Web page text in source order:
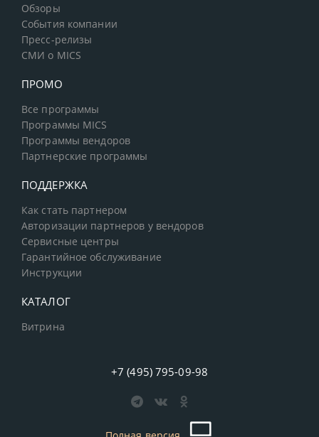
Обзоры
События компании
Пресс-релизы
СМИ о MICS
ПРОМО
Все программы
Программы MICS
Программы вендоров
Партнерские программы
ПОДДЕРЖКА
Как стать партнером
Авторизации партнеров у вендоров
Сервисные центры
Гарантийное обслуживание
Инструкции
КАТАЛОГ
Витрина
+7 (495) 795-09-98